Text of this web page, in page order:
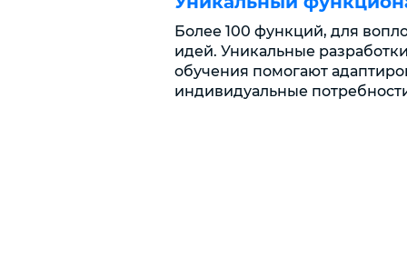
Более 100 функций, для
идей. Уникальные
обучения помогают
индивидуальные